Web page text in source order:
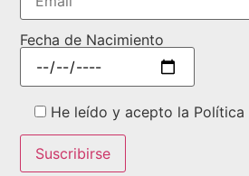
Fecha de Nacimiento
He leído y acepto la Política